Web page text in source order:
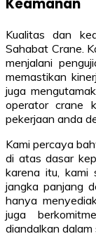
Keamanan
Kualitas dan
Sahabat Crane.
menjalani
memastikan
juga
operator crane
pekerjaan anda
Kami percaya
di atas dasar
karena itu, kami
jangka panjang
hanya
juga
diandalkan